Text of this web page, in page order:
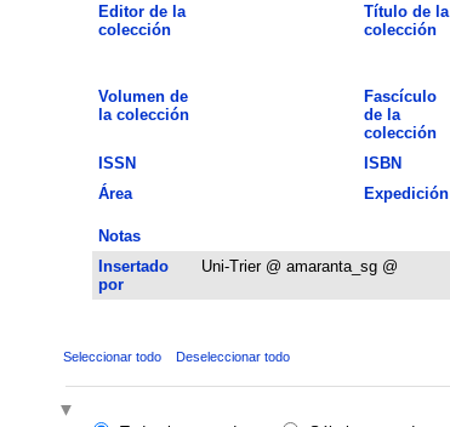
Editor de la
colección
Título de la
colección
Volumen de
la colección
Fascículo
de la
colección
ISSN ISBN
Área
Expedición
Notas
Insertado
por
Uni-Trier @ amaranta_sg @
Seleccionar todo Deseleccionar todo